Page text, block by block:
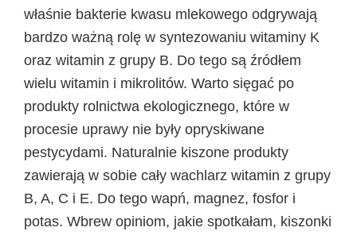
właśnie bakterie kwasu mlekowego odgrywają
bardzo ważną rolę w syntezowaniu witaminy K
oraz witamin z grupy B. Do tego są źródłem
wielu witamin i mikrolitów. Warto sięgać po
produkty rolnictwa ekologicznego, które w
procesie uprawy nie były opryskiwane
pestycydami. Naturalnie kiszone produkty
zawierają w sobie cały wachlarz witamin z grupy
B, A, C i E. Do tego wapń, magnez, fosfor i
potas. Wbrew opiniom, jakie spotkałam, kiszonki